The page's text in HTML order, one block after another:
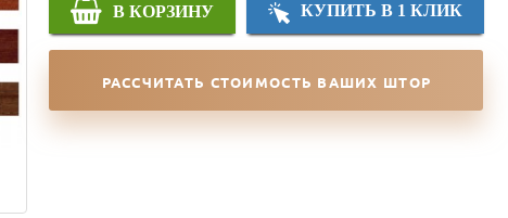
В КОРЗИНУ КУПИТЬ В 1 КЛИК
РАССЧИТАТЬ СТОИМОСТЬ ВАШИХ ШТОР